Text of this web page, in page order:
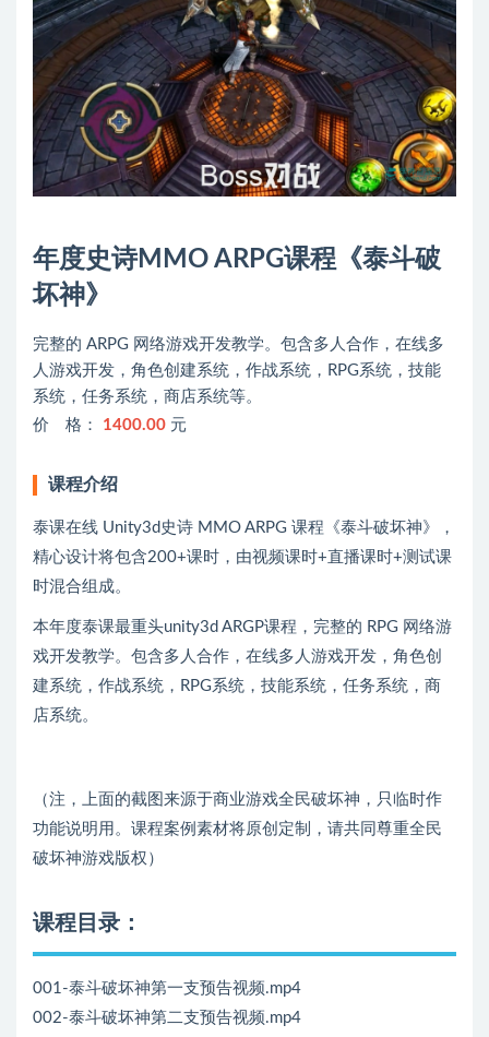
年度史诗MMO ARPG课程《泰斗破
坏神》
完整的 ARPG 网络游戏开发教学。包含多人合作，在线多
人游戏开发，角色创建系统，作战系统，RPG系统，技能
系统，任务系统，商店系统等。
价 格： 1400.00 元
课程介绍
泰课在线 Unity3d史诗 MMO ARPG 课程《泰斗破坏神》，
精心设计将包含200+课时，由视频课时+直播课时+测试课
时混合组成。
本年度泰课最重头unity3d ARGP课程，完整的 RPG 网络游
戏开发教学。包含多人合作，在线多人游戏开发，角色创
建系统，作战系统，RPG系统，技能系统，任务系统，商
店系统。
（注，上面的截图来源于商业游戏全民破坏神，只临时作
功能说明用。课程案例素材将原创定制，请共同尊重全民
破坏神游戏版权）
课程目录：
001-泰斗破坏神第一支预告视频.mp4
002-泰斗破坏神第二支预告视频.mp4